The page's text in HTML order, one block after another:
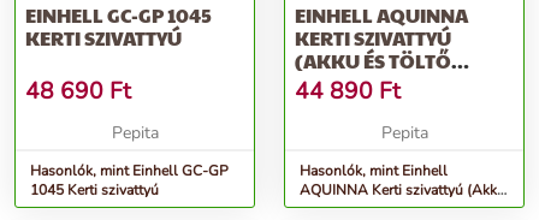
EINHELL GC-GP 1045
KERTI SZIVATTYÚ
48 690 Ft
Pepita
Hasonlók, mint Einhell GC-GP
1045 Kerti szivattyú
EINHELL AQUINNA
KERTI SZIVATTYÚ
(AKKU ÉS TÖLTŐ
NÉLKÜL)
44 890 Ft
Pepita
Hasonlók, mint Einhell
AQUINNA Kerti szivattyú (Akku
és töltő nélkül)